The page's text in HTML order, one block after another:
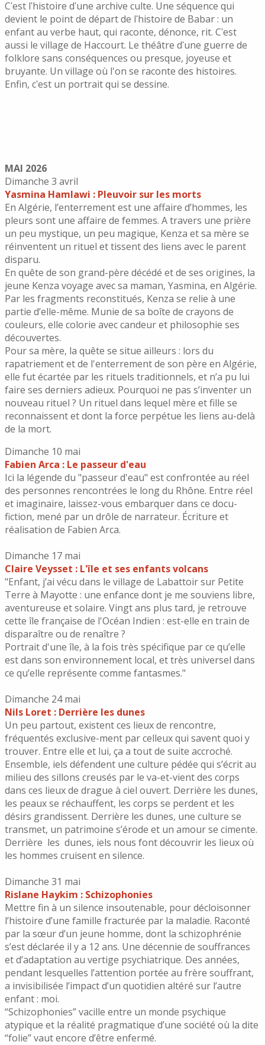
Cʹest lʹhistoire dʹune archive culte. Une séquence qui
devient le point de départ de lʹhistoire de Babar : un
enfant au verbe haut, qui raconte, dénonce, rit. Cʹest
aussi le village de Haccourt. Le théâtre dʹune guerre de
folklore sans conséquences ou presque, joyeuse et
bruyante. Un village où l'on se raconte des histoires.
Enfin, cʹest un portrait qui se dessine.
MAI 2026
Dimanche 3 avril
Yasmina Hamlawi : Pleuvoir sur les morts
En Algérie, l’enterrement est une affaire d’hommes, les
pleurs sont une affaire de femmes. A travers une prière
un peu mystique, un peu magique, Kenza et sa mère se
réinventent un rituel et tissent des liens avec le parent
disparu.
En quête de son grand-père décédé et de ses origines, la
jeune Kenza voyage avec sa maman, Yasmina, en Algérie.
Par les fragments reconstitués, Kenza se relie à une
partie d’elle-même. Munie de sa boîte de crayons de
couleurs, elle colorie avec candeur et philosophie ses
découvertes.
Pour sa mère, la quête se situe ailleurs : lors du
rapatriement et de l'enterrement de son père en Algérie,
elle fut écartée par les rituels traditionnels, et n’a pu lui
faire ses derniers adieux. Pourquoi ne pas s’inventer un
nouveau rituel ? Un rituel dans lequel mère et fille se
reconnaissent et dont la force perpétue les liens au-delà
de la mort.
Dimanche 10 mai
Fabien Arca : Le passeur d'eau
Ici la légende du "passeur d'eau" est confrontée au réel
des personnes rencontrées le long du Rhône. Entre réel
et imaginaire, laissez-vous embarquer dans ce docu-
fiction, mené par un drôle de narrateur. Écriture et
réalisation de Fabien Arca.
Dimanche 17 mai
Claire Veysset : L'île et ses enfants volcans
"Enfant, j’ai vécu dans le village de Labattoir sur Petite
Terre à Mayotte : une enfance dont je me souviens libre,
aventureuse et solaire. Vingt ans plus tard, je retrouve
cette île française de l'Océan Indien : est-elle en train de
disparaître ou de renaître ?
Portrait d'une île, à la fois très spécifique par ce qu’elle
est dans son environnement local, et très universel dans
ce qu’elle représente comme fantasmes."
Dimanche 24 mai
Nils Loret : Derrière les dunes
Un peu partout, existent ces lieux de rencontre,
fréquentés exclusive-ment par celleux qui savent quoi y
trouver. Entre elle et lui, ça a tout de suite accroché.
Ensemble, iels défendent une culture pédée qui s’écrit au
milieu des sillons creusés par le va-et-vient des corps
dans ces lieux de drague à ciel ouvert. Derrière les dunes,
les peaux se réchauffent, les corps se perdent et les
désirs grandissent. Derrière les dunes, une culture se
transmet, un patrimoine s’érode et un amour se cimente.
Derrière les dunes, iels nous font découvrir les lieux où
les hommes cruisent en silence.
Dimanche 31 mai
Rislane Haykim : Schizophonies
Mettre fin à un silence insoutenable, pour décloisonner
l’histoire d’une famille fracturée par la maladie. Raconté
par la sœur d’un jeune homme, dont la schizophrénie
s’est déclarée il y a 12 ans. Une décennie de souffrances
et d’adaptation au vertige psychiatrique. Des années,
pendant lesquelles l’attention portée au frère souffrant,
a invisibilisée l’impact d’un quotidien altéré sur l’autre
enfant : moi.
“Schizophonies” vacille entre un monde psychique
atypique et la réalité pragmatique d’une société où la dite
“folie” vaut encore d’être enfermé.